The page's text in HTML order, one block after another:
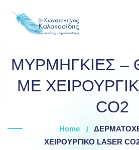
ΜΥΡΜΗΓΚΙΕΣ –
ΜΕ
CO2
Home
ΧΕΙΡΟΥΡΓΙΚΟ LASER